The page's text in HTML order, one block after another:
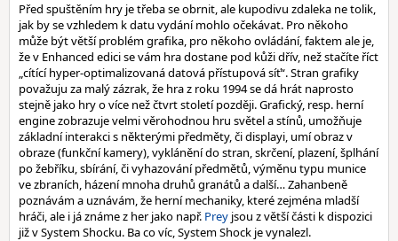
Před spuštěním hry je třeba se obrnit, ale kupodivu zdaleka ne tolik,
jak by se vzhledem k datu vydání mohlo očekávat. Pro někoho
může být větší problém grafika, pro někoho ovládání, faktem ale je,
že v Enhanced edici se vám hra dostane pod kůži dřív, než stačíte říct
„cítící hyper-optimalizovaná datová přístupová síť“. Stran grafiky
považuju za malý zázrak, že hra z roku 1994 se dá hrát naprosto
stejně jako hry o více než čtvrt století později. Grafický, resp. herní
engine zobrazuje velmi věrohodnou hru světel a stínů, umožňuje
základní interakci s některými předměty, či displayi, umí obraz v
obraze (funkční kamery), vyklánění do stran, skrčení, plazení, šplhání
po žebříku, sbírání, či vyhazování předmětů, výměnu typu munice
ve zbraních, házení mnoha druhů granátů a další… Zahanbeně
poznávám a uznávám, že herní mechaniky, které zejména mladší
hráči, ale i já známe z her jako např. Prey jsou z větší části k dispozici
již v System Shocku. Ba co víc, System Shock je vynalezl.